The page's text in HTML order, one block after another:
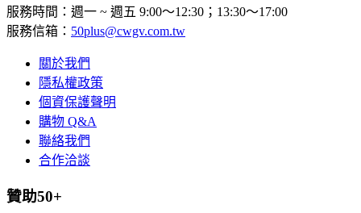
服務時間：週一 ~ 週五 9:00～12:30；13:30～17:00
服務信箱： 50plus@cwgv.com.tw
關於我們
隱私權政策
個資保護聲明
購物 Q&A
聯絡我們
合作洽談
贊助50+